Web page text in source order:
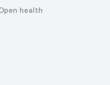
health